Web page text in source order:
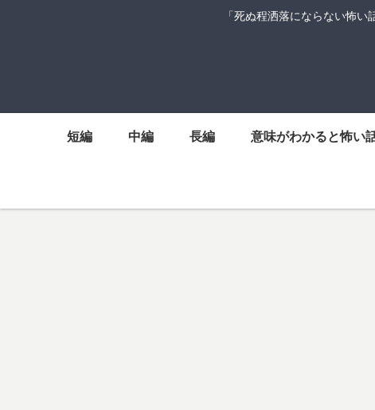
「死ぬ程洒落にならない怖
短編 中編 長編 意味がわかると怖い